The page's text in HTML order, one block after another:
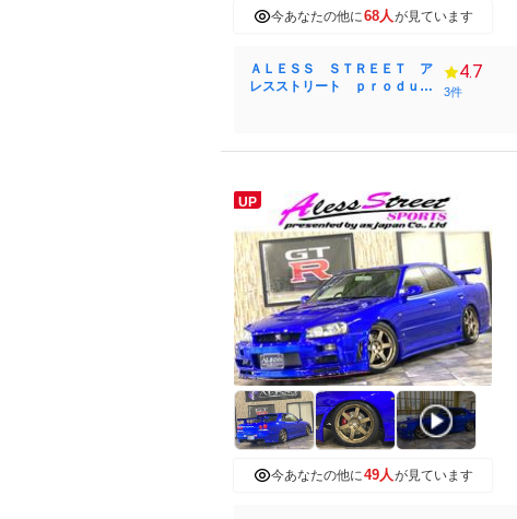
今あなたの他に68人が見ています
ＡＬＥＳＳ ＳＴＲＥＥＴ ア
レスストリート ｐｒｏｄｕｃ
4.7
3件
UP
今あなたの他に49人が見ています